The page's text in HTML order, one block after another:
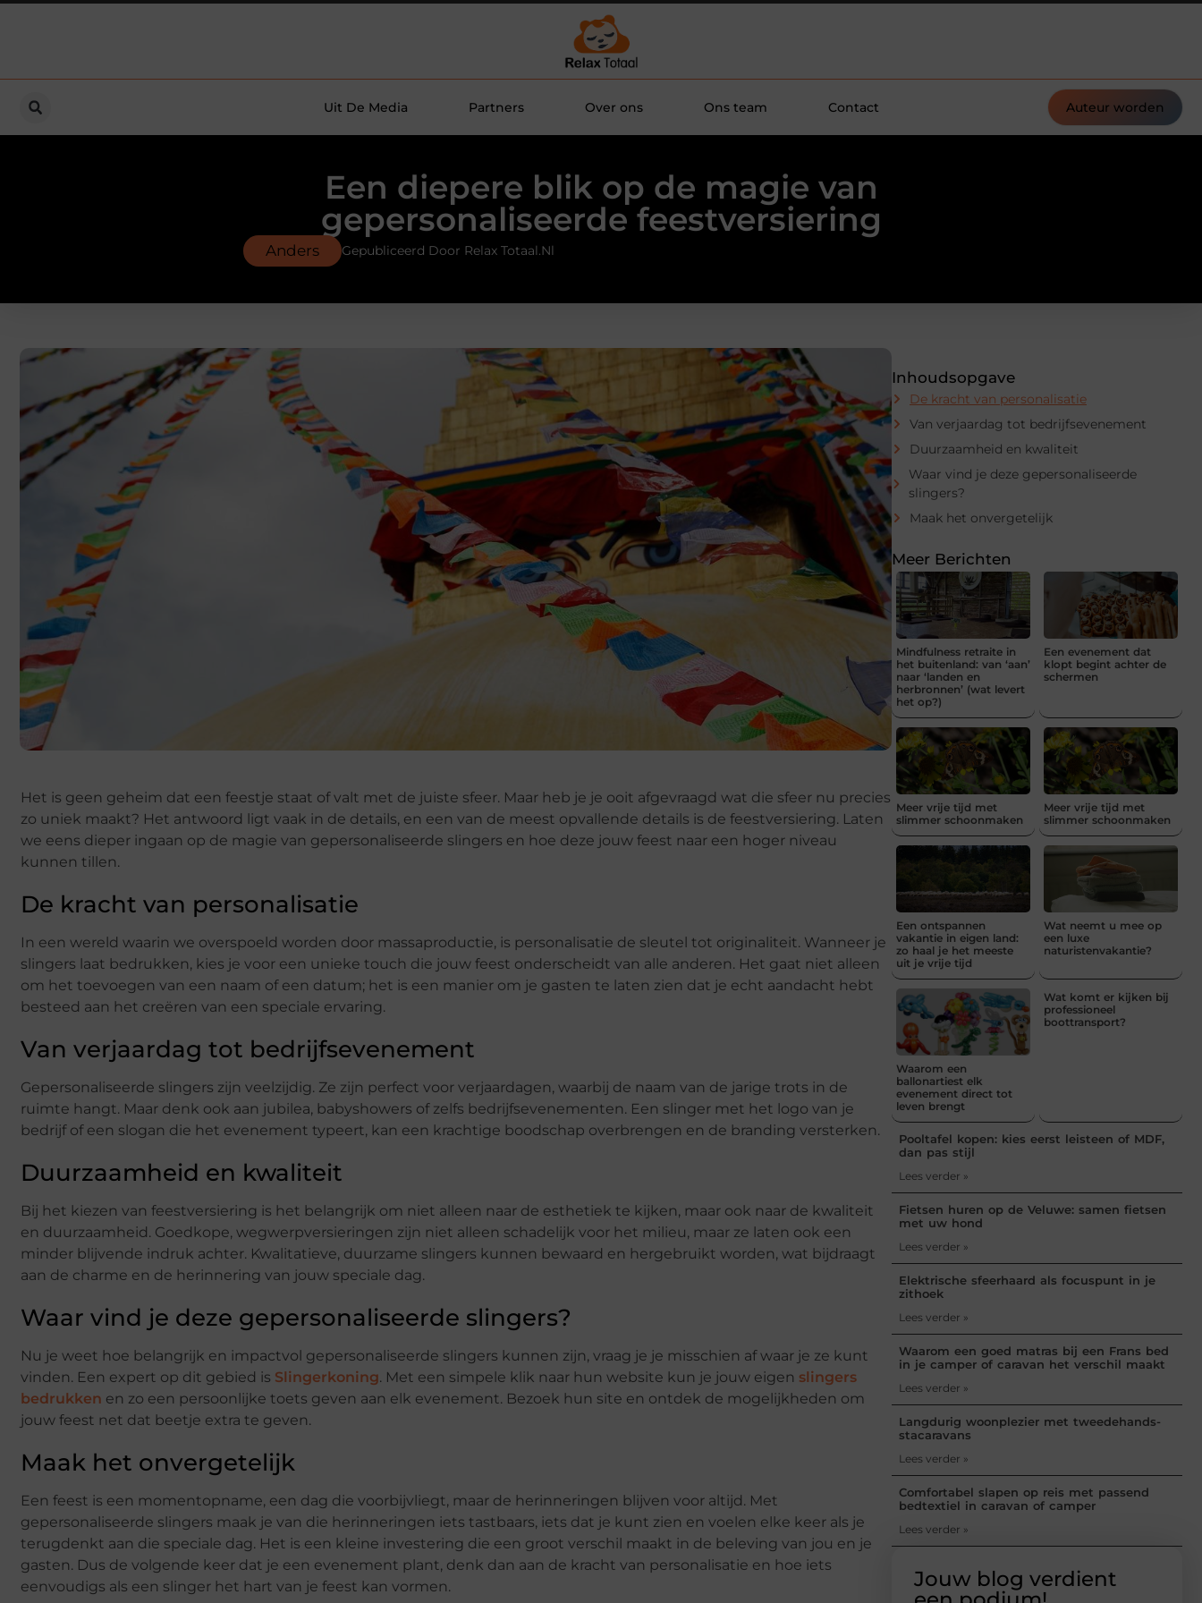
Uit De Media Partners Over ons Ons team Contact Auteur worden
Een diepere blik op de magie van
gepersonaliseerde feestversiering
Anders Gepubliceerd Door Relax Totaal.nl
Het is geen geheim dat een feestje staat of valt met de juiste sfeer. Maar heb je je ooit afgevraagd wat die sfeer nu precies
zo uniek maakt? Het antwoord ligt vaak in de details, en een van de meest opvallende details is de feestversiering. Laten
we eens dieper ingaan op de magie van gepersonaliseerde slingers en hoe deze jouw feest naar een hoger niveau
kunnen tillen.
De kracht van personalisatie
In een wereld waarin we overspoeld worden door massaproductie, is personalisatie de sleutel tot originaliteit. Wanneer je
slingers laat bedrukken, kies je voor een unieke touch die jouw feest onderscheidt van alle anderen. Het gaat niet alleen
om het toevoegen van een naam of een datum; het is een manier om je gasten te laten zien dat je echt aandacht hebt
besteed aan het creëren van een speciale ervaring.
Van verjaardag tot bedrijfsevenement
Gepersonaliseerde slingers zijn veelzijdig. Ze zijn perfect voor verjaardagen, waarbij de naam van de jarige trots in de
ruimte hangt. Maar denk ook aan jubilea, babyshowers of zelfs bedrijfsevenementen. Een slinger met het logo van je
bedrijf of een slogan die het evenement typeert, kan een krachtige boodschap overbrengen en de branding versterken.
Duurzaamheid en kwaliteit
Bij het kiezen van feestversiering is het belangrijk om niet alleen naar de esthetiek te kijken, maar ook naar de kwaliteit
en duurzaamheid. Goedkope, wegwerpversieringen zijn niet alleen schadelijk voor het milieu, maar ze laten ook een
minder blijvende indruk achter. Kwalitatieve, duurzame slingers kunnen bewaard en hergebruikt worden, wat bijdraagt
aan de charme en de herinnering van jouw speciale dag.
Waar vind je deze gepersonaliseerde slingers?
Nu je weet hoe belangrijk en impactvol gepersonaliseerde slingers kunnen zijn, vraag je je misschien af waar je ze kunt
vinden. Een expert op dit gebied is Slingerkoning. Met een simpele klik naar hun website kun je jouw eigen slingers
bedrukken en zo een persoonlijke toets geven aan elk evenement. Bezoek hun site en ontdek de mogelijkheden om
jouw feest net dat beetje extra te geven.
Maak het onvergetelijk
Een feest is een momentopname, een dag die voorbijvliegt, maar de herinneringen blijven voor altijd. Met
gepersonaliseerde slingers maak je van die herinneringen iets tastbaars, iets dat je kunt zien en voelen elke keer als je
terugdenkt aan die speciale dag. Het is een kleine investering die een groot verschil maakt in de beleving van jou en je
gasten. Dus de volgende keer dat je een evenement plant, denk dan aan de kracht van personalisatie en hoe iets
eenvoudigs als een slinger het hart van je feest kan vormen.
Inhoudsopgave
De kracht van personalisatie
Van verjaardag tot bedrijfsevenement
Duurzaamheid en kwaliteit
Waar vind je deze gepersonaliseerde
slingers?
Maak het onvergetelijk
Meer Berichten
Mindfulness retraite in
het buitenland: van ‘aan’
naar ‘landen en
herbronnen’ (wat levert
het op?)
Een evenement dat
klopt begint achter de
schermen
Meer vrije tijd met
slimmer schoonmaken
Meer vrije tijd met
slimmer schoonmaken
Een ontspannen
vakantie in eigen land:
zo haal je het meeste
uit je vrije tijd
Wat neemt u mee op
een luxe
naturistenvakantie?
Waarom een
ballonartiest elk
evenement direct tot
leven brengt
Wat komt er kijken bij
professioneel
boottransport?
Pooltafel kopen: kies eerst leisteen of MDF,
dan pas stijl
Lees verder »
Fietsen huren op de Veluwe: samen fietsen
met uw hond
Lees verder »
Elektrische sfeerhaard als focuspunt in je
zithoek
Lees verder »
Waarom een goed matras bij een Frans bed
in je camper of caravan het verschil maakt
Lees verder »
Langdurig woonplezier met tweedehands-
stacaravans
Lees verder »
Comfortabel slapen op reis met passend
bedtextiel in caravan of camper
Lees verder »
Jouw blog verdient